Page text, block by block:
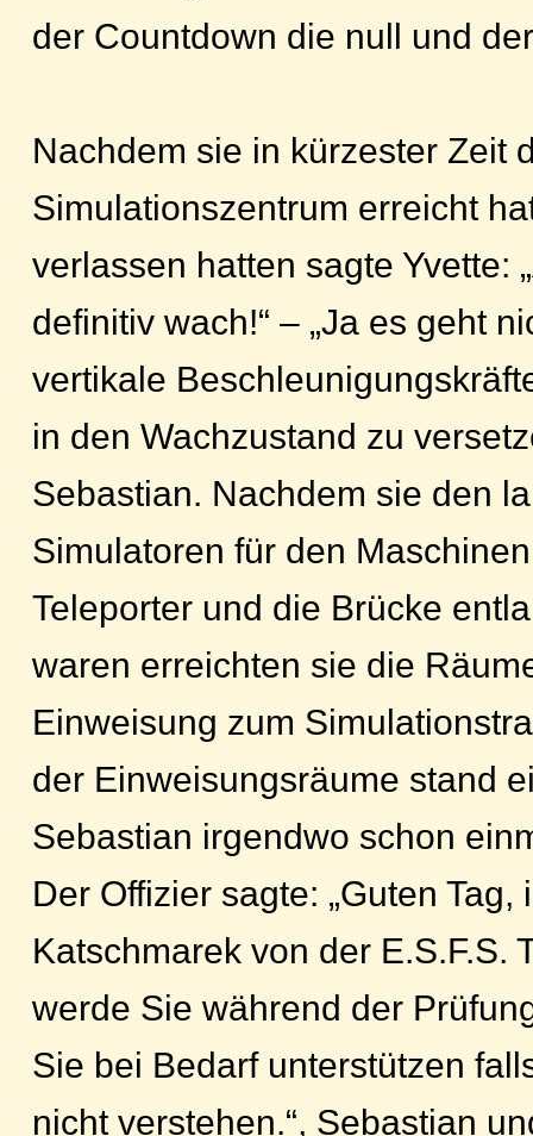
der Countdown die null und
Nachdem sie in kürzester Zeit
Simulationszentrum erreicht
verlassen hatten sagte Yvette:
definitiv wach!“ – „Ja es geht
vertikale
in den Wachzustand zu
Sebastian. Nachdem sie den
Simulatoren für den
Teleporter und die Brücke
waren erreichten sie die
Einweisung zum
der Einweisungsräume stand
Sebastian irgendwo schon
Der Offizier sagte: „Guten
Katschmarek von der E.S.F.S.
werde Sie während der
Sie bei Bedarf unterstützen
nicht verstehen.“, Sebastian